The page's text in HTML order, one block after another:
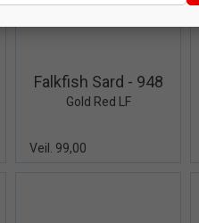
Falkfish Sard - 948
Gold Red LF
Veil. 99,00